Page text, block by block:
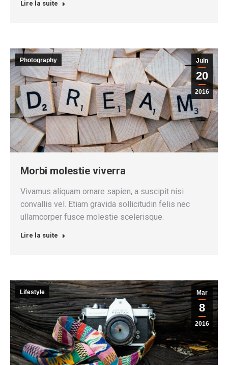
Lire la suite
Juin
20
2016
Photography
Morbi molestie viverra
Vivamus aliquam ornare sapien, a suscipit nisi
convallis vel. Etiam gravida sollicitudin felis nec
ullamcorper fusce molestie scelerisque.
Lire la suite
Mar
8
2016
Lifestyle